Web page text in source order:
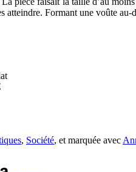
atteindre. Formant une voûte
, Société, et marquée avec